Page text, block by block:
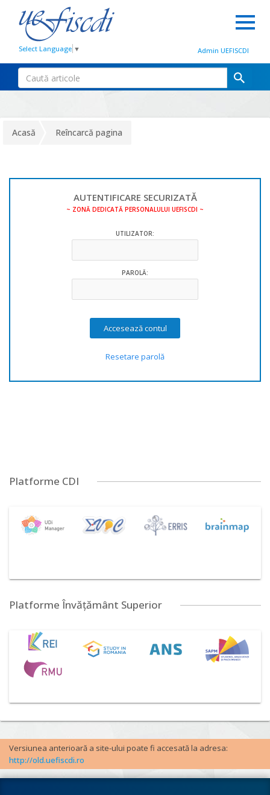
Select Language ▼ Admin UEFISCDI
Acasă Reîncarcă pagina
AUTENTIFICARE SECURIZATĂ
~ ZONĂ DEDICATĂ PERSONALULUI UEFISCDI ~
UTILIZATOR:
PAROLĂ:
Resetare parolă
Platforme CDI
Platforme Învățământ Superior
Versiunea anterioară a site-ului poate fi accesată la adresa:
http://old.uefiscdi.ro